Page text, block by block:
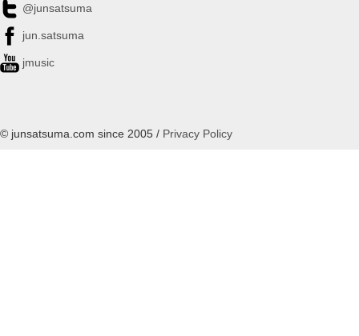
@junsatsuma
jun.satsuma
jmusic
© junsatsuma.com since 2005 / Privacy Policy